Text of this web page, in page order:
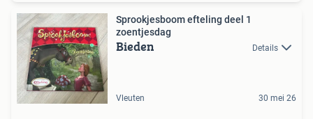
Sprookjesboom efteling deel 1
zoentjesdag
Bieden Details
Vleuten 30 mei 26